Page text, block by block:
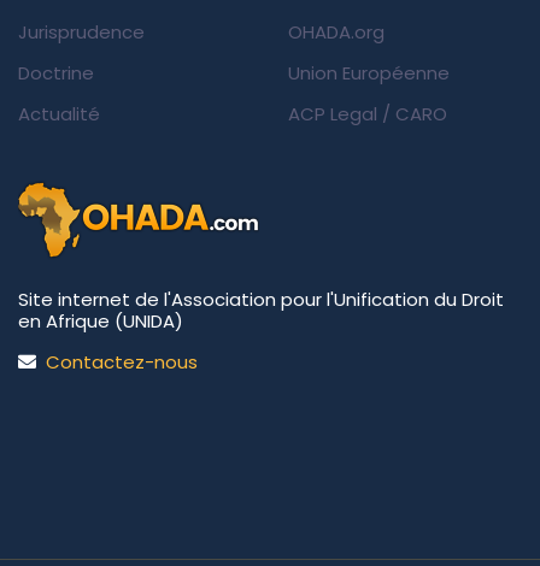
Jurisprudence
Doctrine
Actualité
OHADA.org
Union Européenne
ACP Legal / CARO
Site internet de l'Association pour l'Unification du Droit
en Afrique (UNIDA)
Contactez-nous